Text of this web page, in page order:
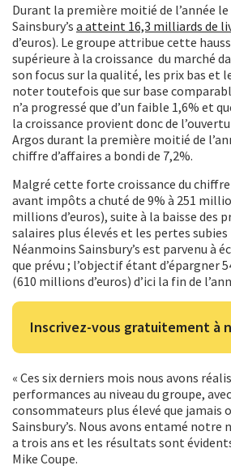
Durant la première moitié de l’année le
Sainsbury’s a atteint 16,3 milliards de
d’euros). Le groupe attribue cette
supérieure à la croissance du marché
son focus sur la qualité, les prix bas et
noter toutefois que sur base
n’a progressé que d’un faible 1,6% et
la croissance provient donc de
Argos durant la première moitié de
chiffre d’affaires a bondi de 7,2%.
Malgré cette forte croissance du chiffre
avant impôts a chuté de 9% à 251
millions d’euros), suite à la baisse des
salaires plus élevés et les pertes subies
Néanmoins Sainsbury’s est parvenu à
que prévu ; l’objectif étant d’épargner
(610 millions d’euros) d’ici la fin de
Inscrivez-vous gratuitement à
« Ces six derniers mois nous avons
performances au niveau du groupe,
consommateurs plus élevé que jamais
Sainsbury’s. Nous avons entamé
a trois ans et les résultats sont
Mike Coupe.